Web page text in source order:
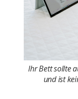
Ihr Bett sollte
und ist